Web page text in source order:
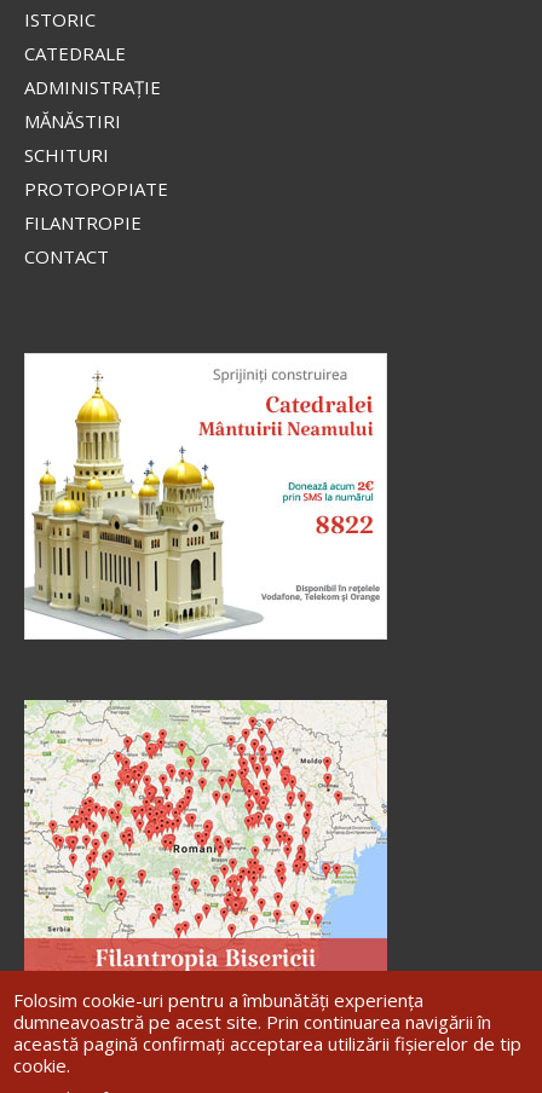
Fraților, lauda noastră aceasta este: mărturia
conștiinței noastre că am umblat în lume, și mai
cei ce zic că nu este înviere, și L-au întrebat, zicând:
Învățătorule, Moise a zis: «Dacă cineva moare
neavând copii, fratele...
doxologia.ro
Preia articolele Doxologia în site-ul tău!
ISTORIC
CATEDRALE
ADMINISTRAŢIE
MĂNĂSTIRI
SCHITURI
PROTOPOPIATE
FILANTROPIE
CONTACT
Folosim cookie-uri pentru a îmbunătăți experiența
dumneavoastră pe acest site. Prin continuarea navigării în
această pagină confirmați acceptarea utilizării fișierelor de tip
cookie.